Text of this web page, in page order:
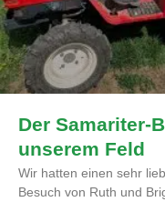
Der Samariter-
unserem Feld
Wir hatten einen sehr
Besuch von Ruth und